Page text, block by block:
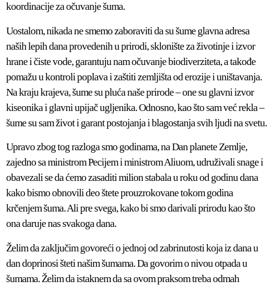
koordinacije za očuvanje šuma.
Uostalom, nikada ne smemo zaboraviti da su šume glavna adresa
naših lepih dana provedenih u prirodi, sklonište za životinje i izvor
hrane i čiste vode, garantuju nam očuvanje biodiverziteta, a takođe
pomažu u kontroli poplava i zaštiti zemljišta od erozije i uništavanja.
Na kraju krajeva, šume su pluća naše prirode – one su glavni izvor
kiseonika i glavni upijač ugljenika. Odnosno, kao što sam već rekla –
šume su sam život i garant postojanja i blagostanja svih ljudi na svetu.
Upravo zbog tog razloga smo godinama, na Dan planete Zemlje,
zajedno sa ministrom Pecijem i ministrom Aliuom, udruživali snage i
obavezali se da ćemo zasaditi milion stabala u roku od godinu dana
kako bismo obnovili deo štete prouzrokovane tokom godina
krčenjem šuma. Ali pre svega, kako bi smo darivali prirodu kao što
ona daruje nas svakoga dana.
Želim da zaključim govoreći o jednoj od zabrinutosti koja iz dana u
dan doprinosi šteti našim šumama. Da govorim o nivou otpada u
šumama. Želim da istaknem da sa ovom praksom treba odmah